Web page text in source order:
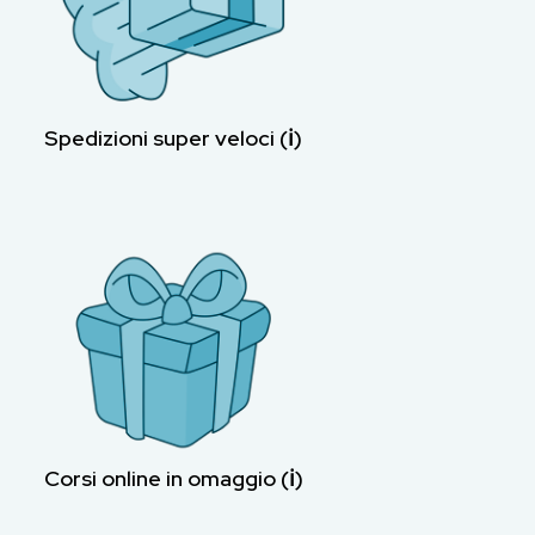
Spedizioni super veloci (ℹ︎)
Corsi online in omaggio (ℹ︎)